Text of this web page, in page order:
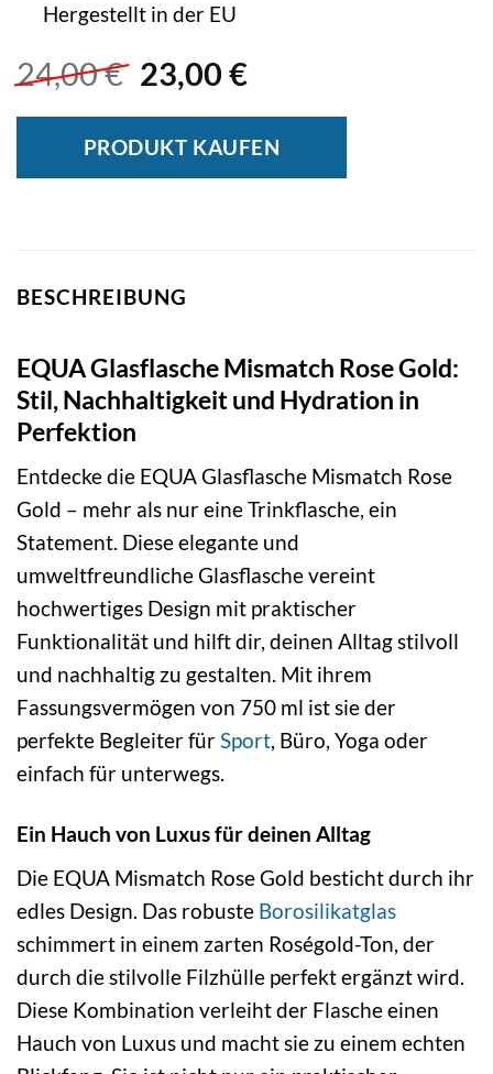
24,00€ Ursprünglicher
war:
24,00 €
23,00 €Aktueller
ist:
23,00 €.
Hergestellt in der EU
PRODUKT KAUFEN
BESCHREIBUNG
EQUA Glasflasche Mismatch Rose Gold:
Stil, Nachhaltigkeit und Hydration in
Perfektion
Entdecke die EQUA Glasflasche Mismatch Rose
Gold – mehr als nur eine Trinkflasche, ein
Statement. Diese elegante und
umweltfreundliche Glasflasche vereint
hochwertiges Design mit praktischer
Funktionalität und hilft dir, deinen Alltag stilvoll
und nachhaltig zu gestalten. Mit ihrem
Fassungsvermögen von 750 ml ist sie der
perfekte Begleiter fürSport, Büro, Yoga oder
einfach für unterwegs.
Ein Hauch von Luxus für deinen Alltag
Die EQUA Mismatch Rose Gold besticht durch ihr
edles Design. Das robuste Borosilikatglas
schimmert in einem zarten Roségold-Ton, der
durch die stilvolle Filzhülle perfekt ergänzt wird.
Diese Kombination verleiht der Flasche einen
Hauch von Luxus und macht sie zu einem echten